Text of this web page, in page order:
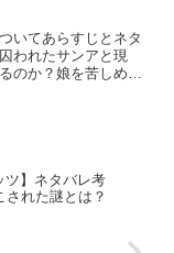
いてあらすじとネタ
われたサンアと現
のか？娘を苦しめる
ツ】ネタバレ考
れた謎とは？